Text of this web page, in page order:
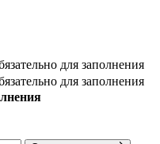
для заполнения
для заполнения